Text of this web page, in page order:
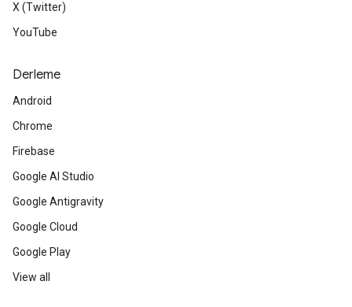
X (Twitter)
YouTube
Derleme
Android
Chrome
Firebase
Google AI Studio
Google Antigravity
Google Cloud
Google Play
View all